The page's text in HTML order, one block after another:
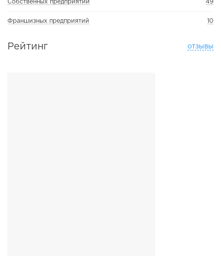
Собственных предприятий 49
Франшизных предприятий 10
Рейтинг отзывы